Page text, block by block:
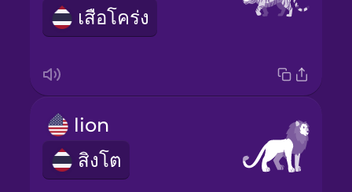
เสือโคร่ง
lion
สิงโต